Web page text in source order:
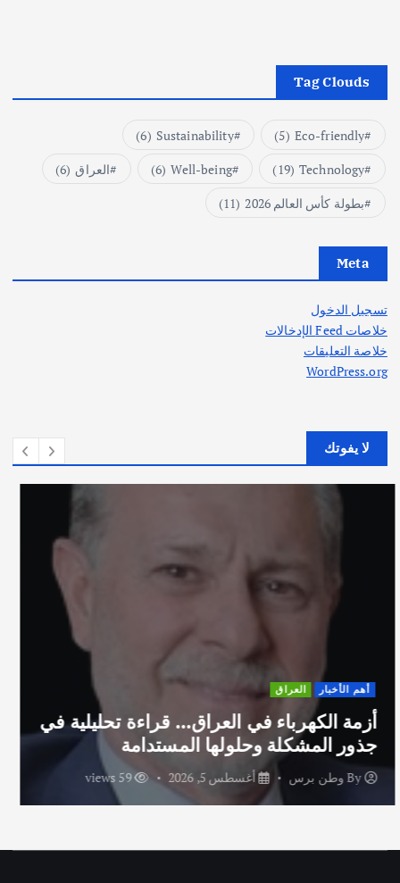
Tag Clouds
Eco-friendly
(5)
Sustainability
(6)
Technology
(19)
Well-being
(6) العراق (6)
بطولة كأس العالم 2026
(11)
Meta
تسجيل الدخول
خلاصات Feed الإدخالات
خلاصة التعليقات
WordPress.org
لا يفوتك
أهم الأخبار ثقافة وفنون
اختتام ورشة السينوغرافيا في مدينة كلباء
الاماراتية
By وطن برس أغسطس 3, 2026 68 views